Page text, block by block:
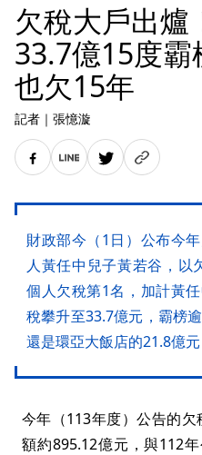
欠稅大戶出爐
33.7億15度
也欠15年
記者 ｜ 張憶漩
財政部今（1日）公布今
人黃任中兒子黃若谷，以
個人欠稅第1名，加計黃
稅攀升至33.7億元，霸榜
還是環亞大飯店的21.8億元
今年（113年度）公告的
額約895.12億元，與112